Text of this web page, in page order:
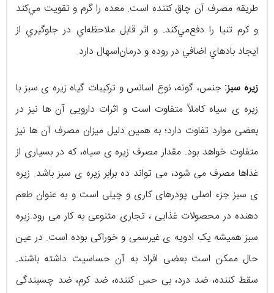
طریقه مصرف آن چاق‌ کننده‌ است‌. معده‌ را گرم‌ و تقويت‌ مي‌کند
و کرم‌ تنيا را دفع‌مي‌کند. و اثر قابل‌ ملاحظه‌اي‌ در جلوگيري‌ از
ايجاد بادهاي‌ اضافي‌ در روده‌ و درمان‌اسهال‌ دارد.
زیره سبز: جنس، گونه، نوع اسانس و ترکیبات گیاه زیره ی سبز با
زیره ی سیاه کاملاً متفاوت است و اثرات دارویی آن ها نیز در
بعضی موارد تفاوت دارد؛ به همین دلیل میزان مصرف آن ها نیز
متفاوت خواهد بود. مقدار مصرف زیره ی سیاه، که در بسیاری از
غذاها مصرف می شود، می تواند ده برابر زیره ی سبز باشد. زیره
ی سبز جزء اصلی پودرهای کاری و چیلی است و به عنوان طعم
دهنده در محصولات غذایی ، تجاری متنوعی به کار می رود.زیره
سبز همیشه یک ادویه ی غیرسمی و خوراکی بوده است. در عین
حال ممکن است بعضی افراد به آن حساسیت داشته باشند.
سقط کننده، ضد درد، بی حس کننده، ضد کرم، ضد چسبندگی